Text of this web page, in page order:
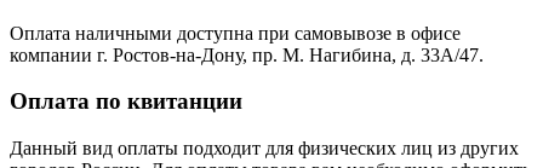
Оплата наличными доступна при самовывозе в офисе
компании г. Ростов-на-Дону, пр. М. Нагибина, д. 33А/47.
Оплата по квитанции
Данный вид оплаты подходит для физических лиц из других